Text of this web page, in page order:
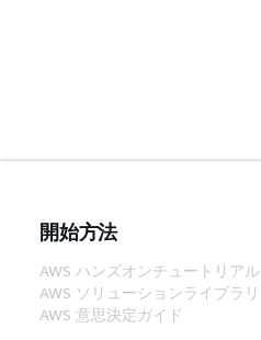
開始方法
AWS ハンズオンチュートリアル
AWS ソリューションライブラリ
AWS 意思決定ガイド